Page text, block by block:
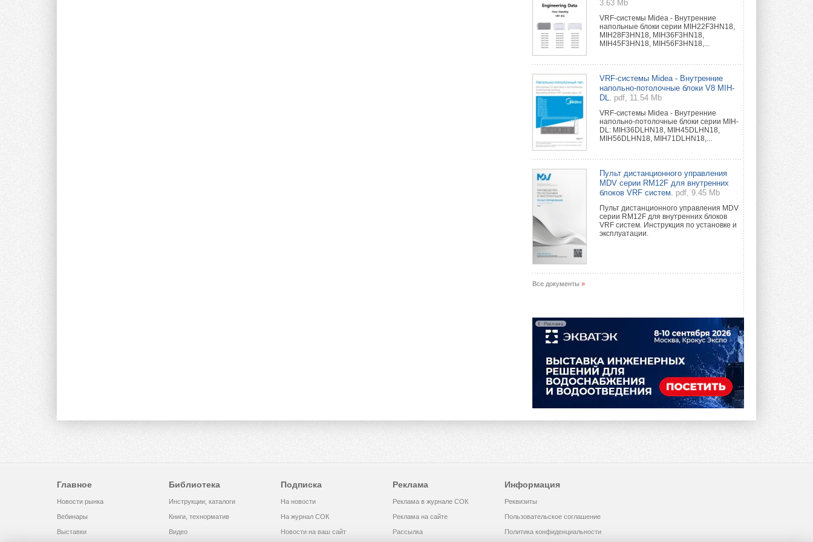
3.63 Mb
VRF-системы Midea - Внутренние
напольные блоки серии MIH22F3HN18,
MIH28F3HN18, MIH36F3HN18,
MIH45F3HN18, MIH56F3HN18,...
VRF-системы Midea - Внутренние
напольно-потолочные блоки V8 MIH-
DL.
pdf, 11.54 Mb
VRF-системы Midea - Внутренние
напольно-потолочные блоки серии MIH-
DL: MIH36DLHN18, MIH45DLHN18,
MIH56DLHN18, MIH71DLHN18,...
Пульт дистанционного управления
MDV серии RM12F для внутренних
блоков VRF систем.
pdf, 9.45 Mb
Пульт дистанционного управления MDV
серии RM12F для внутренних блоков
VRF систем. Инструкция по установке и
эксплуатации.
Все документы »
Реклама
Главное
Новости рынка
Вебинары
Выставки
Библиотека
Инструкции, каталоги
Книги, технорматив
Видео
Подписка
На новости
На журнал СОК
Новости на ваш сайт
Реклама
Реклама в журнале СОК
Реклама на сайте
Рассылка
Информация
Реквизиты
Пользовательское соглашение
Политика конфиденциальности